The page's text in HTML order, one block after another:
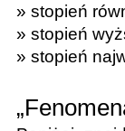
» stopień
» stopień
» stopień